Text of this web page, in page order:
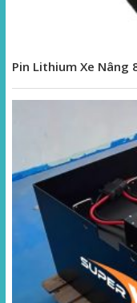
Pin Lithium Xe Nâng